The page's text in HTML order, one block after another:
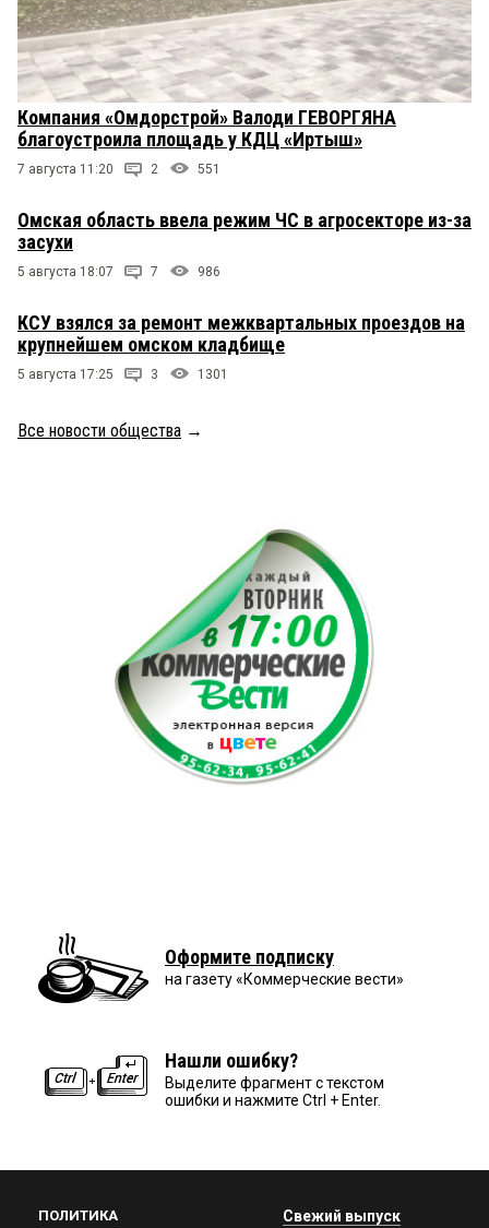
Компания «Омдорстрой» Валоди ГЕВОРГЯНА
благоустроила площадь у КДЦ «Иртыш»
7 августа 11:20 2 551
Омская область ввела режим ЧС в агросекторе из-за
засухи
5 августа 18:07 7 986
КСУ взялся за ремонт межквартальных проездов на
крупнейшем омском кладбище
5 августа 17:25 3 1301
Все новости общества →
Оформите подписку
на газету «Коммерческие вести»
Нашли ошибку?
Выделите фрагмент с текстом
ошибки и нажмите Ctrl + Enter.
ПОЛИТИКА Свежий выпуск